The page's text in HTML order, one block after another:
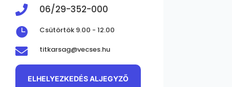

06/29-352-000
 Csütörtök 9.00 - 12.00
 titkarsag@vecses.hu
ELHELYEZKEDÉS ALJEGYZŐ